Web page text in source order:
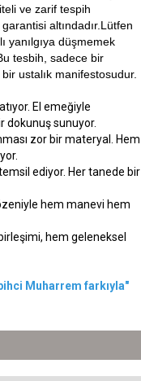
ve zarif tespih
altındadır.Lütfen
yanılgıya düşmemek
tesbih, sadece bir
ustalık manifestosudur.
El emeğiyle
dokunuş sunuyor.
zor bir materyal. Hem
ediyor. Her tanede bir
hem manevi hem
hem geleneksel
Muharrem farkıyla"